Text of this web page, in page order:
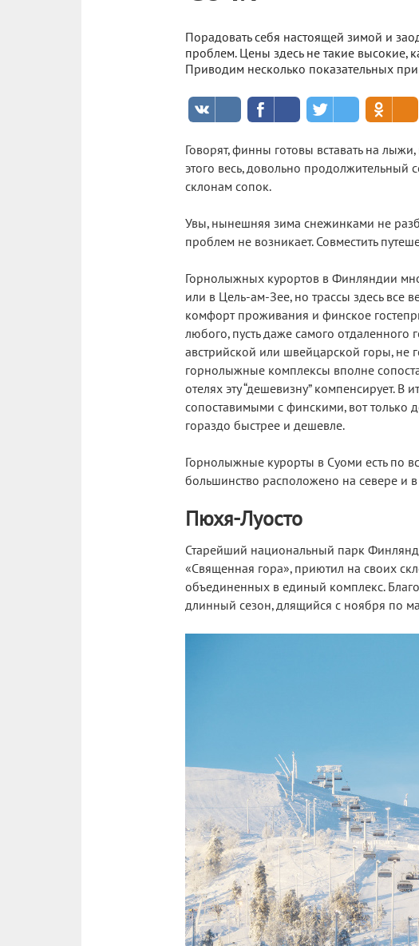
Порадовать себя настоящей зимой и
проблем. Цены здесь не такие высокие,
Приводим несколько показательных
Говорят, финны готовы вставать на
этого весь, довольно
склонам сопок.
Увы, нынешняя зима снежинками не
проблем не возникает. Совместить
Горнолыжных курортов в Финляндии
или в Цель-ам-Зее, но трассы здесь все
комфорт проживания и финское
любого, пусть даже самого
австрийской или швейцарской горы, не
горнолыжные комплексы вполне
отелях эту “дешевизну” компенсирует.
сопоставимыми с финскими, вот только
гораздо быстрее и дешевле.
Горнолыжные курорты в Суоми есть по
большинство расположено на севере и
Пюхя-Луосто
Старейший национальный парк
«Священная гора», приютил на своих
объединенных в единый комплекс.
длинный сезон, длящийся с ноября по